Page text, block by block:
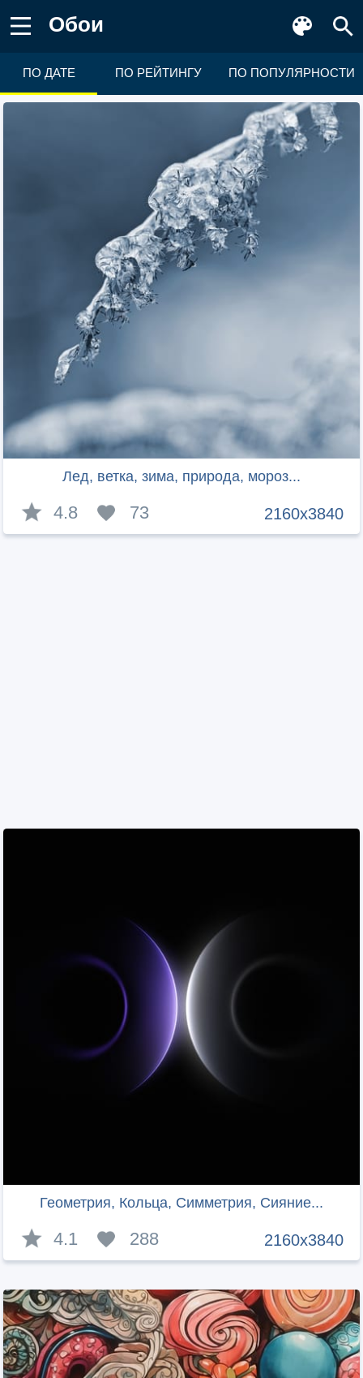
Обои
ПО ДАТЕ ПО РЕЙТИНГУ ПО ПОПУЛЯРНОСТИ
Лед, ветка, зима, природа, мороз...
2160x3840
4.8 73
Геометрия, Кольца, Симметрия, Сияние...
2160x3840
4.1 288